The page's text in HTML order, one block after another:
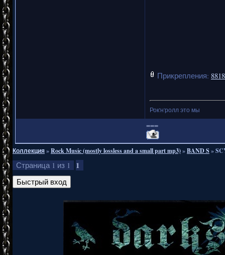
Прикрепления:
Рок'н'ролл это мы
===
Коллекция»Rock Music (mostly lossless and a small part mp3)»BAND S »
Страница 1 из 1 1